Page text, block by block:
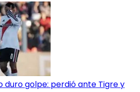
duro golpe: perdió ante Tigre y